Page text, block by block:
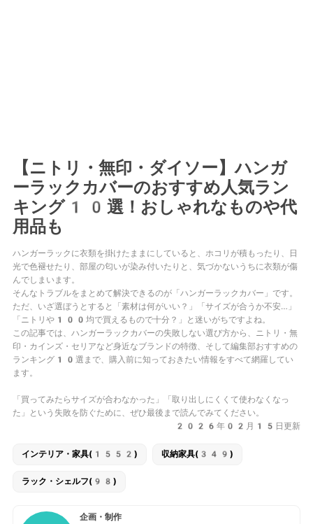
【ニトリ・無印・ダイソー】ハンガ
ーラックカバーのおすすめ人気ラン
キング10選！おしゃれなものや代
用品も
ハンガーラックに衣類を掛けたままにしていると、ホコリが積もったり、日
光で色褪せたり、部屋の匂いが染み付いたりと、気づかないうちに衣類が傷
んでしまいます。
そんなトラブルをまとめて解決できるのが「ハンガーラックカバー」です。
ただ、いざ選ぼうとすると「素材は何がいい？」「サイズが合うか不安…」
「ニトリや100均で買えるもので十分？」と迷いがちですよね。
この記事では、ハンガーラックカバーの失敗しない選び方から、ニトリ・無
印・カインズ・セリアなど身近なブランドの特徴、そして編集部おすすめの
ランキング10選まで、購入前に知っておきたい情報をすべて網羅してい
ます。
「買ってみたらサイズが合わなかった」「取り出しにくくて使わなくなっ
た」という失敗を防ぐために、ぜひ最後まで読んでみてください。
2026年02月15日更新
インテリア・家具(1552) 収納家具(349)
ラック・シェルフ(98)
企画・制作